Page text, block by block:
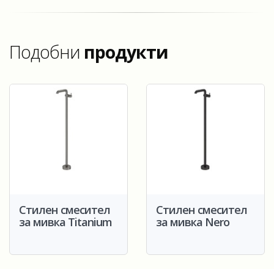
Подобни продукти
Стилен смесител
за мивка Titanium
Стилен смесител
за мивка Nero